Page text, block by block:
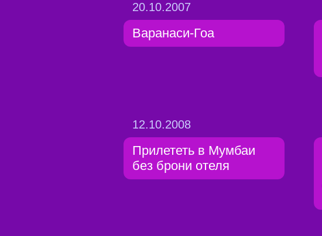
20.10.2007
Варанаси-Гоа
12.10.2008
Прилететь в Мумбаи
без брони отеля